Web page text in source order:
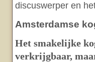
discuswerper en
Amsterdamse
Het smakelijke
verkrijgbaar,